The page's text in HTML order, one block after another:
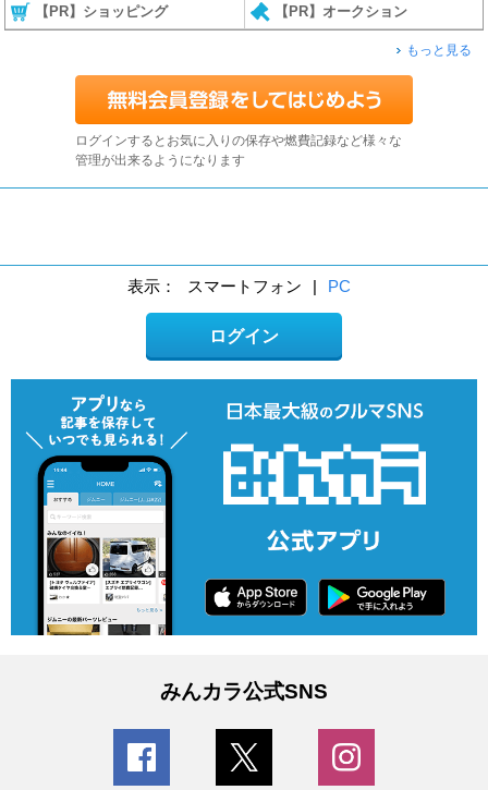
【PR】ショッピング 【PR】オークション
もっと見る
ログインするとお気に入りの保存や燃費記録など様々な
管理が出来るようになります
表示： スマートフォン | PC
ログイン
みんカラ公式SNS